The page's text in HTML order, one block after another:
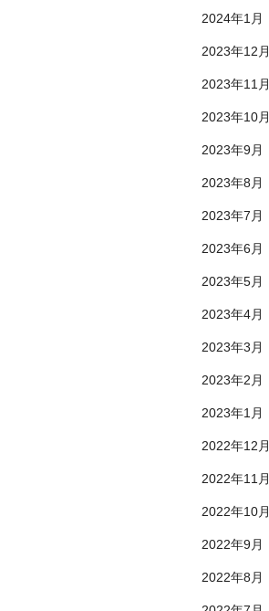
2024年1月
2023年12月
2023年11月
2023年10月
2023年9月
2023年8月
2023年7月
2023年6月
2023年5月
2023年4月
2023年3月
2023年2月
2023年1月
2022年12月
2022年11月
2022年10月
2022年9月
2022年8月